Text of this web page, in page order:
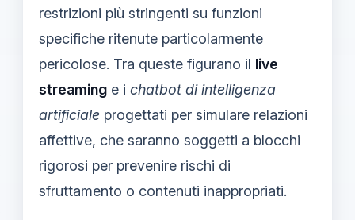
restrizioni più stringenti su funzioni
specifiche ritenute particolarmente
pericolose. Tra queste figurano il live
streaming e i chatbot di intelligenza
artificiale progettati per simulare relazioni
affettive, che saranno soggetti a blocchi
rigorosi per prevenire rischi di
sfruttamento o contenuti inappropriati.